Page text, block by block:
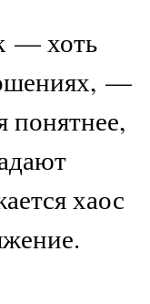
— хоть
—
понятнее,
хаос